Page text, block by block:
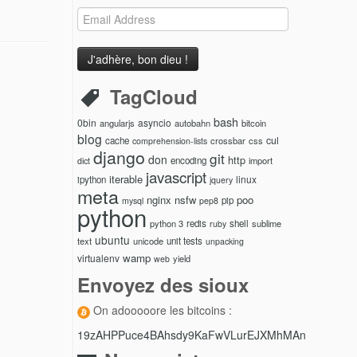
Email
Address
TagCloud
0bin angularjs asyncio autobahn bash bitcoin
blog cache comprehension-lists crossbar css cul
dict django don encoding git http import
ipython iterable javascript jquery linux
meta mysql nginx nsfw pep8 pip poo
python python 3 redis ruby shell sublime
text ubuntu unicode unit tests unpacking
virtualenv wamp web yield
Envoyez des sioux
On adooooore les bitcoins :
19zAHPPuce4BAhsdy9KaFwVLurEJXMhMAn